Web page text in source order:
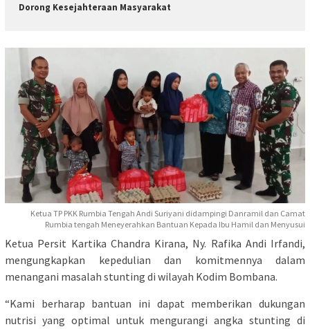
Dorong Kesejahteraan Masyarakat
Ketua TP PKK Rumbia Tengah Andi Suriyani didampingi Danramil dan Camat
Rumbia tengah Meneyerahkan Bantuan Kepada Ibu Hamil dan Menyusui
Ketua Persit Kartika Chandra Kirana, Ny. Rafika Andi Irfandi,
mengungkapkan kepedulian dan komitmennya dalam
menangani masalah stunting di wilayah Kodim Bombana.
“Kami berharap bantuan ini dapat memberikan dukungan
nutrisi yang optimal untuk mengurangi angka stunting di